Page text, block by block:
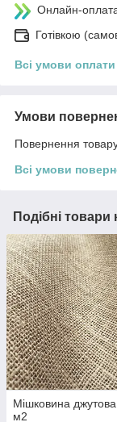
Онлайн-
Готівкою
Всі умови оплати
Умови
Повернення
Всі умови
Подібні товари
Мішковина
м2